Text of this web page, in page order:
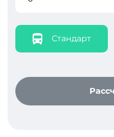
Стандарт